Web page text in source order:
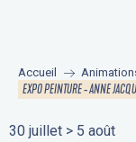
principal
Accueil
EXPO PEINTURE - ANNE
30 juillet > 5 août